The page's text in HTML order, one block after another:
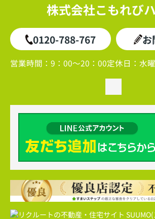
株式会社こもれび
0120-788-767 お
営業時間： 9：00～20：00定休日： 水